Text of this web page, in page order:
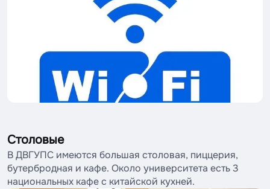
Столовые
В ДВГУПС имеются большая столовая, пиццерия,
бутербродная и кафе. Около университета есть 3
национальных кафе с китайской кухней.